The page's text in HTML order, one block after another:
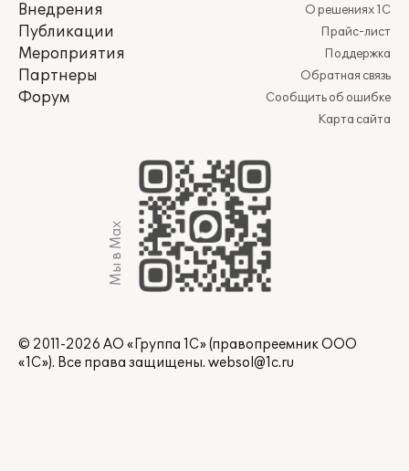
Внедрения
Публикации
Мероприятия
Партнеры
Форум
О решениях 1С
Прайс-лист
Поддержка
Обратная связь
Сообщить об ошибке
Карта сайта
Мы в Max
© 2011-2026 АО «Группа 1С» (правопреемник ООО
«1С»). Все права защищены. websol@1c.ru